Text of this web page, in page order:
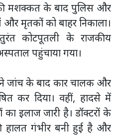
मशक्कत के बाद पुलिस और
मृतकों को बाहर निकाला।
कोटपूतली के राजकीय
पहुंचाया गया।
जांच के बाद कार चालक और
कर दिया। वहीं, हादसे में
इलाज जारी है। डॉक्टरों के
हालत गंभीर बनी हुई है और